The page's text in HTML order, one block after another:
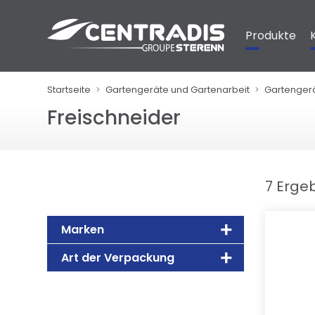
Produkte
Startseite Gartengeräte und Gartenarbeit
Freischneider
Marken
Art der Verpackung
7